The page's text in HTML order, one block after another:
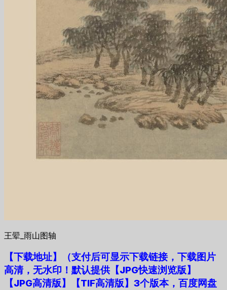
王翚_雨山图轴
【下载地址】
（支付后可显示下载链接，下载图片
高清，无水印！默认提供【JPG快速浏览版】
【JPG高清版】【TIF高清版】3个版本，百度网盘